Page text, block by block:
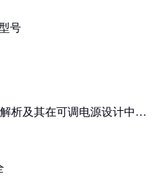
号
析及其在可调电源设计中的